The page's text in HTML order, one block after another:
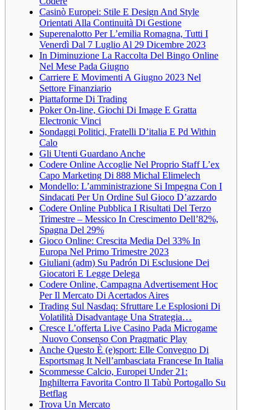
Casinò Europei: Stile E Design And Style
Orientati Alla Continuità Di Gestione
Superenalotto Per L’emilia Romagna, Tutti I
Venerdì Dal 7 Luglio Al 29 Dicembre 2023
In Diminuzione La Raccolta Del Bingo Online
Nel Mese Pada Giugno
Carriere E Movimenti A Giugno 2023 Nel
Settore Finanziario
Piattaforme Di Trading
Poker On-line, Giochi Di Image E Gratta
Electronic Vinci
Sondaggi Politici, Fratelli D’italia E Pd Within
Calo
Gli Utenti Guardano Anche
Codere Online Accoglie Nel Proprio Staff L’ex
Capo Marketing Di 888 Michal Elimelech
Mondello: L’amministrazione Si Impegna Con I
Sindacati Per Un Ordine Sul Gioco D’azzardo
Codere Online Pubblica I Risultati Del Terzo
Trimestre – Messico In Crescimento Dell’82%,
Spagna Del 29%
Gioco Online: Crescita Media Del 33% In
Europa Nel Primo Trimestre 2023
Giuliani (adm) Su Padrón Di Esclusione Dei
Giocatori E Legge Delega
Codere Online, Campagna Advertisement Hoc
Per Il Mercato Di Acertados Aires
Trading Sul Nasdaq: Sfruttare Le Esplosioni Di
Volatilità Disadvantage Una Strategia…
Cresce L’offerta Live Casino Pada Microgame
Nuovo Consenso Con Pragmatic Play
Anche Questo È (e)sport: Elle Convegno Di
Esportsmag It Nell’ambasciata Francese In Italia
Scommesse Calcio, Europei Under 21:
Inghilterra Favorita Contro Il Tabù Portogallo Su
Betflag
Trova Un Mercato